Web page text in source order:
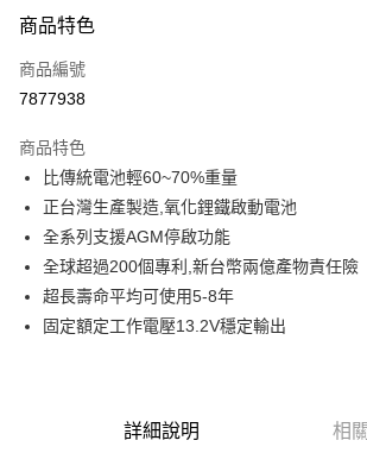
信用卡一次付款
信用卡分期付款
合作金庫商業銀行
華南商業銀行
上海商業儲蓄銀行
台北富邦商
國泰世華商業銀行
臺灣中小企業銀行
台中商業銀行
匯豐（台灣）商業銀行
聯邦商業銀行
元大商業銀行
6 期 0 利率 每期
華南商業銀行
彰化商業銀行
上海商業儲蓄銀行
國泰世華商業銀行
兆豐國際商
臺灣中小企業銀行
匯豐（台灣）商業銀行
台新國際商業銀行
中國信託商
台灣樂天信用卡公司
超商取貨付款
LINE Pay
Apple Pay
街口支付
商品特色
商品編號
7877938
商品特色
比傳統電池輕60~70%重量
正台灣生產製造,氧化鋰鐵啟動電池
全系列支援AGM停啟功能
全球超過200個專利,新台幣兩億產物責任險
超長壽命平均可使用5-8年
固定額定工作電壓13.2V穩定輸出
詳細說明 相